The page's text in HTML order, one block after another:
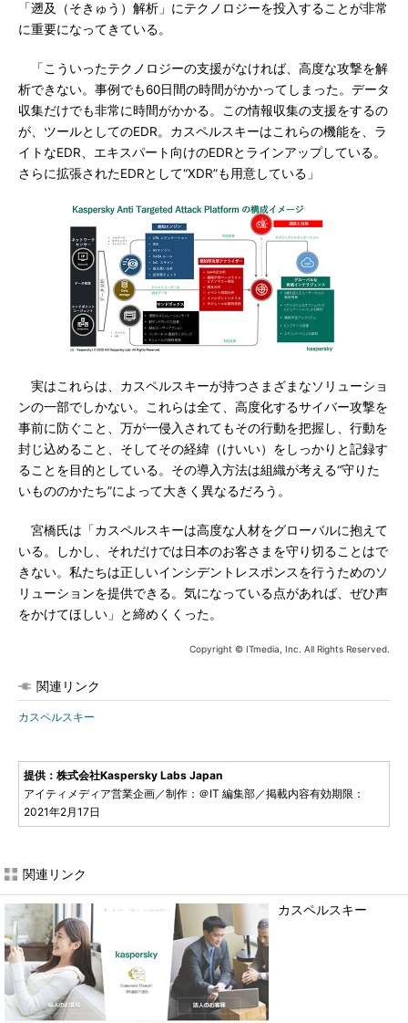
「遡及（そきゅう）解析」にテクノロジーを投入することが非常
に重要になってきている。
「こういったテクノロジーの支援がなければ、高度な攻撃を解
析できない。事例でも60日間の時間がかかってしまった。データ
収集だけでも非常に時間がかかる。この情報収集の支援をするの
が、ツールとしてのEDR。カスペルスキーはこれらの機能を、ラ
イトなEDR、エキスパート向けのEDRとラインアップしている。
さらに拡張されたEDRとして“XDR”も用意している」
実はこれらは、カスペルスキーが持つさまざまなソリューショ
ンの一部でしかない。これらは全て、高度化するサイバー攻撃を
事前に防ぐこと、万が一侵入されてもその行動を把握し、行動を
封じ込めること、そしてその経緯（けいい）をしっかりと記録す
ることを目的としている。その導入方法は組織が考える“守りた
いもののかたち”によって大きく異なるだろう。
宮橋氏は「カスペルスキーは高度な人材をグローバルに抱えて
いる。しかし、それだけでは日本のお客さまを守り切ることはで
きない。私たちは正しいインシデントレスポンスを行うためのソ
リューションを提供できる。気になっている点があれば、ぜひ声
をかけてほしい」と締めくくった。
Copyright © ITmedia, Inc. All Rights Reserved.
関連リンク
カスペルスキー
提供：株式会社Kaspersky Labs Japan
アイティメディア営業企画／制作：＠IT 編集部／掲載内容有効期限：
2021年2月17日
関連リンク
カスペルスキー